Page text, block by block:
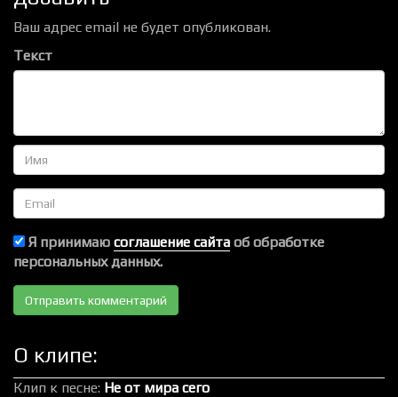
Ваш адрес email не будет опубликован.
Текст
Имя
Email
Я принимаю соглашение сайта об обработке
персональных данных.
О клипе:
Клип к песне: Не от мира сего